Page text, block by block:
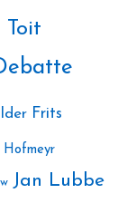
Toit
Frits
Hofmeyr
Jan Lubbe